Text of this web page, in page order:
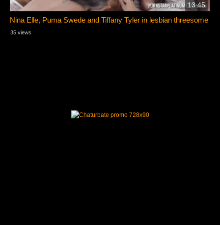
13:45
Nina Elle, Puma Swede and Tiffany Tyler in lesbian threesome
35 views